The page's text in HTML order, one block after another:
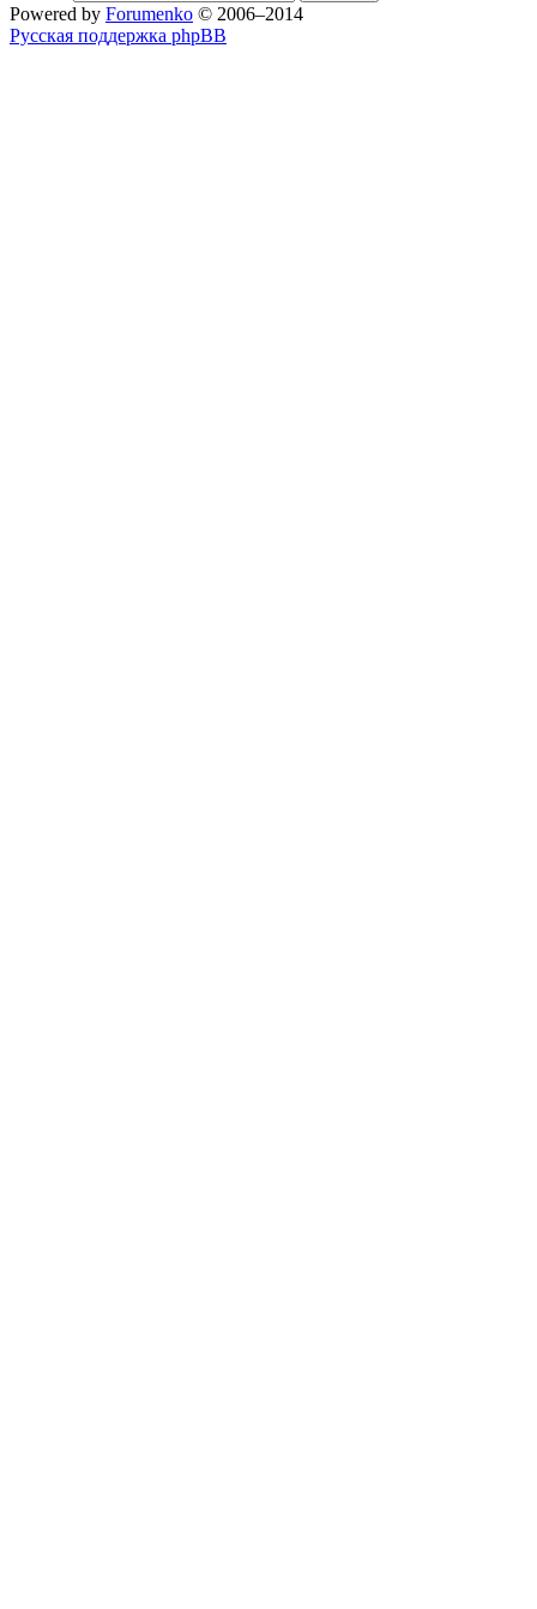
Powered by Forumenko © 2006–2014
Русская поддержка phpBB